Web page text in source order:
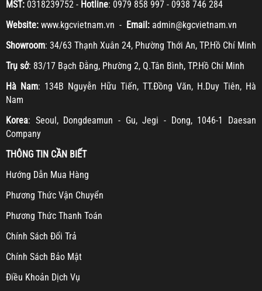
MST: 0318239752 - Hotline: 0979 858 997 - 0938 746 284
Website: www.kgcvietnam.vn - Email: admin@kgcvietnam.vn
Showroom: 34/63 Thạnh Xuân 24, Phường Thới An, TP.Hồ Chí Minh
Trụ sở: 83/17 Bạch Đằng, Phường 2, Q.Tân Bình, TP.Hồ Chí Minh
Hà Nam: 134B Nguyễn Hữu Tiến, TT.Đồng Văn, H.Duy Tiên, Hà
Nam
Korea: Seoul, Dongdeamun - Gu, Jegi - Dong, 1046-1 Daesan
Company
THÔNG TIN CẦN BIẾT
Hướng Dẫn Mua Hàng
Phương Thức Vận Chuyển
Phương Thức Thanh Toán
Chính Sách Đổi Trả
Chính Sách Bảo Mật
Điều Khoản Dịch Vụ